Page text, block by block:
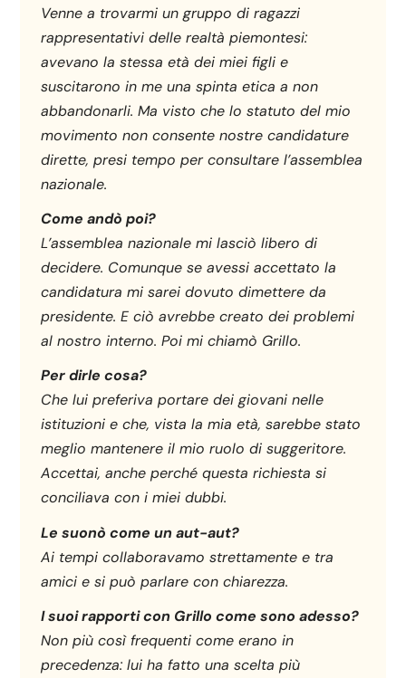
Venne a trovarmi un gruppo di ragazzi
rappresentativi delle realtà piemontesi:
avevano la stessa età dei miei figli e
suscitarono in me una spinta etica a non
abbandonarli. Ma visto che lo statuto del mio
movimento non consente nostre candidature
dirette, presi tempo per consultare l’assemblea
nazionale.
Come andò poi?
L’assemblea nazionale mi lasciò libero di
decidere. Comunque se avessi accettato la
candidatura mi sarei dovuto dimettere da
presidente. E ciò avrebbe creato dei problemi
al nostro interno. Poi mi chiamò Grillo.
Per dirle cosa?
Che lui preferiva portare dei giovani nelle
istituzioni e che, vista la mia età, sarebbe stato
meglio mantenere il mio ruolo di suggeritore.
Accettai, anche perché questa richiesta si
conciliava con i miei dubbi.
Le suonò come un aut-aut?
Ai tempi collaboravamo strettamente e tra
amici e si può parlare con chiarezza.
I suoi rapporti con Grillo come sono adesso?
Non più così frequenti come erano in
precedenza: lui ha fatto una scelta più